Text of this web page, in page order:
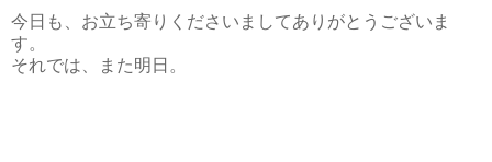
今日も、お立ち寄りくださいましてありがとうございま
す。
それでは、また明日。